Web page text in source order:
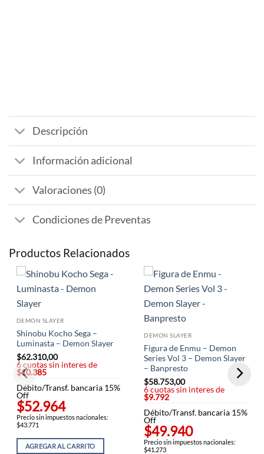
Descripción
Información adicional
Valoraciones (0)
Condiciones de Preventas
Productos Relacionados
DEMON SLAYER
Shinobu Kocho Sega –
Luminasta – Demon Slayer
$62.310,00
6 cuotas sin interes de
$10.385
Débito/Transf. bancaria 15%
Off
$52.964
Precio sin impuestos nacionales:
$43.771
AGREGAR AL CARRITO
DEMON SLAYER
Figura de Enmu – Demon
Series Vol 3 – Demon Slayer
– Banpresto
$58.753,00
6 cuotas sin interes de
$9.792
Débito/Transf. bancaria 15%
Off
$49.940
Precio sin impuestos nacionales:
$41.273